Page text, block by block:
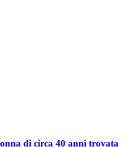
di circa 40 anni trovata